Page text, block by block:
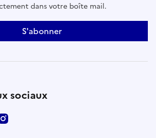
dans votre boîte mail.
S'abonner
sociaux